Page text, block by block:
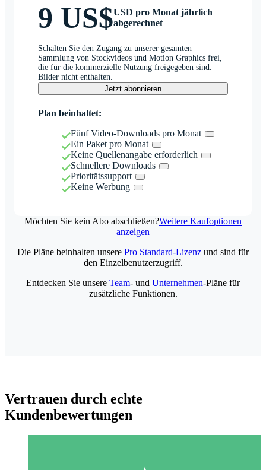
9 US$USD pro Monat jährlich
abgerechnet
Schalten Sie den Zugang zu unserer gesamten
Sammlung von Stockvideos und Motion Graphics frei,
die für die kommerzielle Nutzung freigegeben sind.
Bilder nicht enthalten.
Jetzt abonnieren
Plan beinhaltet:
Fünf Video-Downloads pro Monat
Ein Paket pro Monat
Keine Quellenangabe erforderlich
Schnellere Downloads
Prioritätssupport
Keine Werbung
Möchten Sie kein Abo abschließen?Weitere Kaufoptionen
anzeigen
Die Pläne beinhalten unsere Pro Standard-Lizenz und sind für
den Einzelbenutzerzugriff.
Entdecken Sie unsere Team- und Unternehmen-Pläne für
zusätzliche Funktionen.
Vertrauen durch echte
Kundenbewertungen